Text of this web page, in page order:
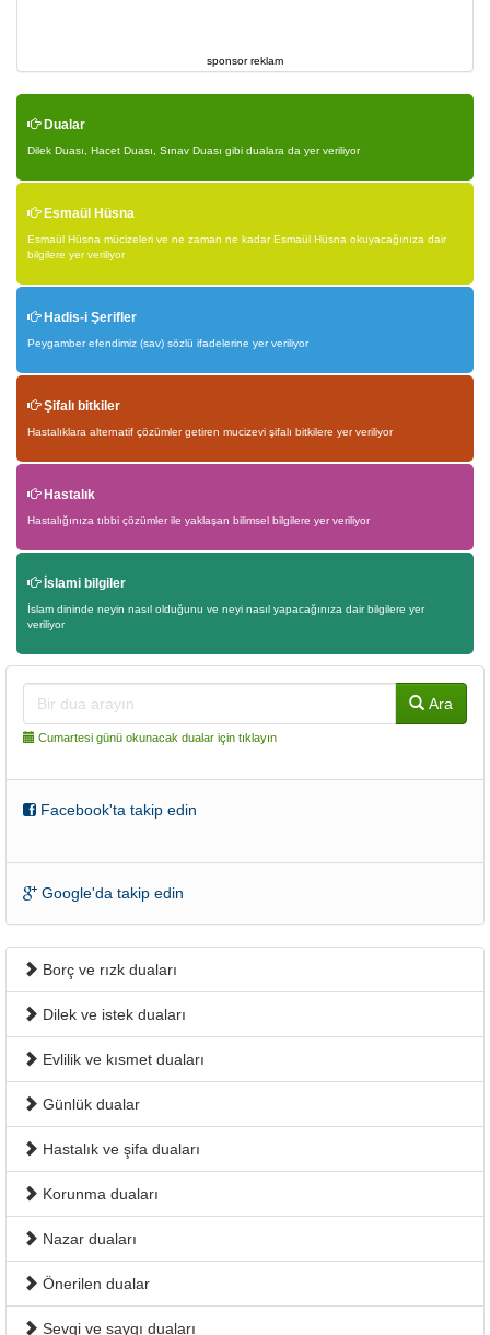
sponsor reklam
Dualar
Dilek Duası, Hacet Duası, Sınav Duası gibi dualara da yer veriliyor
Esmaül Hüsna
Esmaül Hüsna mücizeleri ve ne zaman ne kadar Esmaül Hüsna okuyacağınıza dair
bilgilere yer veriliyor
Hadis-i Şerifler
Peygamber efendimiz (sav) sözlü ifadelerine yer veriliyor
Şifalı bitkiler
Hastalıklara alternatif çözümler getiren mucizevi şifalı bitkilere yer veriliyor
Hastalık
Hastalığınıza tıbbi çözümler ile yaklaşan bilimsel bilgilere yer veriliyor
İslami bilgiler
İslam dininde neyin nasıl olduğunu ve neyi nasıl yapacağınıza dair bilgilere yer
veriliyor
Ara
Cumartesi günü okunacak dualar için tıklayın
Facebook'ta takip edin
Google'da takip edin
Borç ve rızk duaları
Dilek ve istek duaları
Evlilik ve kısmet duaları
Günlük dualar
Hastalık ve şifa duaları
Korunma duaları
Nazar duaları
Önerilen dualar
Sevgi ve saygı duaları